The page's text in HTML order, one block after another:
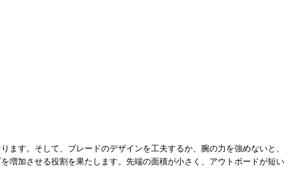
す。そして、ブレードのデザインを工夫するか、腕の力を強めないと、
増加させる役割を果たします。先端の面積が小さく、アウトボードが短い